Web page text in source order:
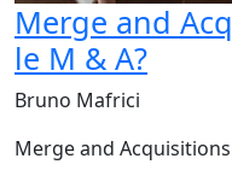
Merge and
le M & A?
Bruno Mafrici
Merge and Acquisitions